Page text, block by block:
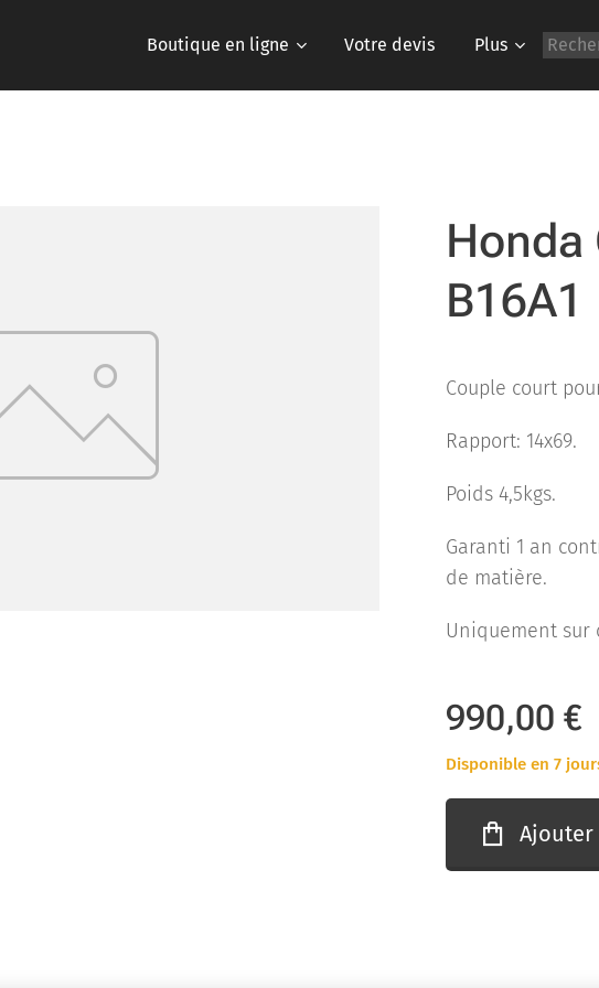
Boutique en ligne Votre devis Plus
Honda
B16A1
Couple court
Rapport: 14x69.
Poids 4,5kgs.
Garanti 1 an
de matière.
Uniquement sur
990,00 €
Disponible en 7